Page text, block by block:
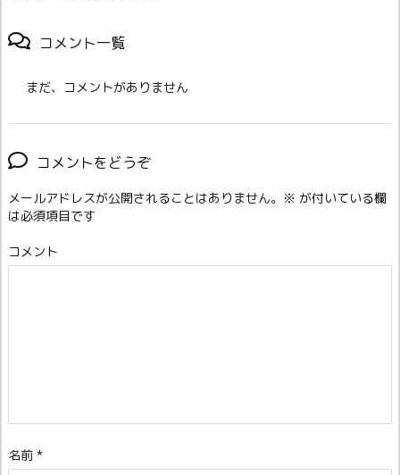
コメント一覧
まだ、コメントがありません
コメントをどうぞ
メールアドレスが公開されることはありません。 ※ が付いている欄
は必須項目です
コメント
名前 *